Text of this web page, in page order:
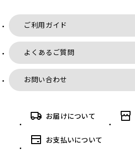
ご利用ガイド
よくあるご質問
お問い合わせ
お届けについて
お支払いについて